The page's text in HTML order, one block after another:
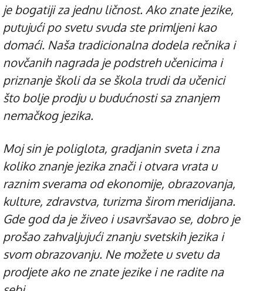
je bogatiji za jednu ličnost. Ako znate jezike,
putujući po svetu svuda ste primljeni kao
domaći. Naša tradicionalna dodela rečnika i
novčanih nagrada je podstreh učenicima i
priznanje školi da se škola trudi da učenici
što bolje prodju u budućnosti sa znanjem
nemačkog jezika.
Moj sin je poliglota, gradjanin sveta i zna
koliko znanje jezika znači i otvara vrata u
raznim sverama od ekonomije, obrazovanja,
kulture, zdravstva, turizma širom meridijana.
Gde god da je živeo i usavršavao se, dobro je
prošao zahvaljujući znanju svetskih jezika i
svom obrazovanju. Ne možete u svetu da
prodjete ako ne znate jezike i ne radite na